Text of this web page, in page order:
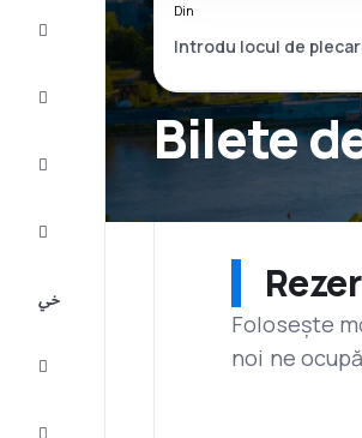
Vacanţe
Bilete
Din
Folosește
noi ne